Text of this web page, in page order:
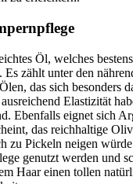
Öl, welches
zählt unter den
das sich besonders
Elastizität
Ebenfalls eignet sich
das reichhaltige
zu Pickeln neigen
genutzt werden und
Haar einen tollen